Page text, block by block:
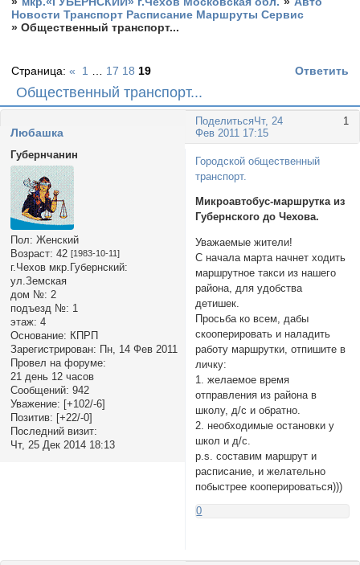
Новости Транспорт Расписание Маршруты Сервис
»Общественный транспорт...
Общественный транспорт...
Страница:« 1 17 18 19 Ответить
Поделиться 1
Чт, 24
Фев 2011 17:15
Любашка
Губернчанин
Пол: Женский
Возраст: 42 [1983-10-11]
г.Чехов мкр.Губернский:
ул.Земская
дом №: 2
подъезд №: 1
этаж: 4
Основание: КПРП
Зарегистрирован: Пн, 14 Фев 2011
Провел на форуме:
21 день 12 часов
Сообщений: 942
Уважение: [+102/-6]
Позитив: [+22/-0]
Последний визит:
Чт, 25 Дек 2014 18:13
Городской общественный
транспорт.
Микроавтобус-маршрутка из
Губернского до Чехова.
Уважаемые жители!
С начала марта начнет ходить
маршрутное такси из нашего
района, для удобства
детишек.
Просьба ко всем, дабы
скооперировать и наладить
работу маршрутки, отпишите в
личку:
1. желаемое время
отправления из района в
школу, д/с и обратно.
2. необходимые остановки у
школ и д/с.
p.s. составим маршрут и
расписание, и желательно
побыстрее кооперироваться)))
0